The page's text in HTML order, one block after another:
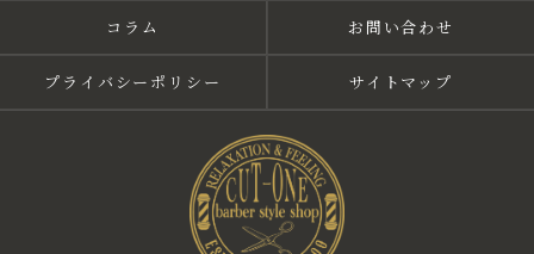
コラム お問い合わせ
プライバシーポリシー サイトマップ